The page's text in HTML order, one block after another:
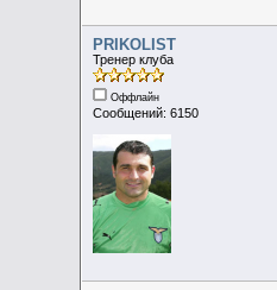
PRIKOLIST
Тренер клуба
Оффлайн
Сообщений: 6150